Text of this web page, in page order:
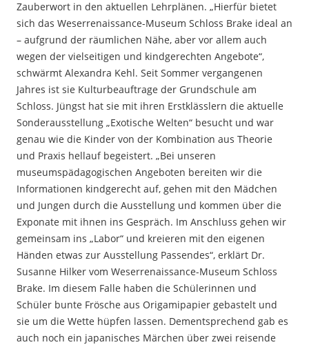
Zauberwort in den aktuellen Lehrplänen. „Hierfür bietet
sich das Weserrenaissance-Museum Schloss Brake ideal an
– aufgrund der räumlichen Nähe, aber vor allem auch
wegen der vielseitigen und kindgerechten Angebote“,
schwärmt Alexandra Kehl. Seit Sommer vergangenen
Jahres ist sie Kulturbeauftrage der Grundschule am
Schloss. Jüngst hat sie mit ihren Erstklässlern die aktuelle
Sonderausstellung „Exotische Welten“ besucht und war
genau wie die Kinder von der Kombination aus Theorie
und Praxis hellauf begeistert. „Bei unseren
museumspädagogischen Angeboten bereiten wir die
Informationen kindgerecht auf, gehen mit den Mädchen
und Jungen durch die Ausstellung und kommen über die
Exponate mit ihnen ins Gespräch. Im Anschluss gehen wir
gemeinsam ins „Labor“ und kreieren mit den eigenen
Händen etwas zur Ausstellung Passendes“, erklärt Dr.
Susanne Hilker vom Weserrenaissance-Museum Schloss
Brake. Im diesem Falle haben die Schülerinnen und
Schüler bunte Frösche aus Origamipapier gebastelt und
sie um die Wette hüpfen lassen. Dementsprechend gab es
auch noch ein japanisches Märchen über zwei reisende